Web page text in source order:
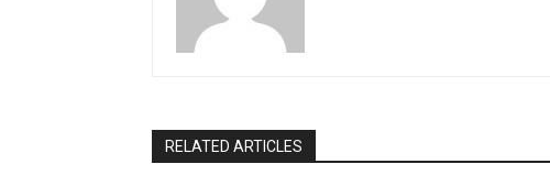
RELATED ARTICLES